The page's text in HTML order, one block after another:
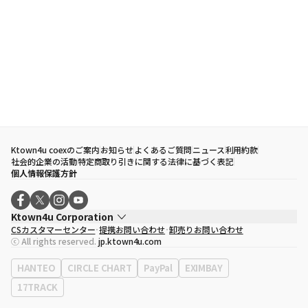
Ktown4u coexのご案内お知らせよくあるご質問ニュース利用約款
社会的企業の活動特定商取り引きに関する法律に基づく表記
個人情報保護方針
Ktown4u Corporation
代表取締役
ソン・ヒョミン
事業者登録番号120-87-71116
eContext
0120-23-7523
事務所住所
ソウル特別市江南区永東大路513、3階(三成洞、coex)
CSカスタマーセンター 提携お問い合わせ 卸売りお問い合わせ
ⓒ All rights reserved. jp.ktown4u.com
HANTEO CIRCLE CHART PayPal
EXIMBAY
17TRACK